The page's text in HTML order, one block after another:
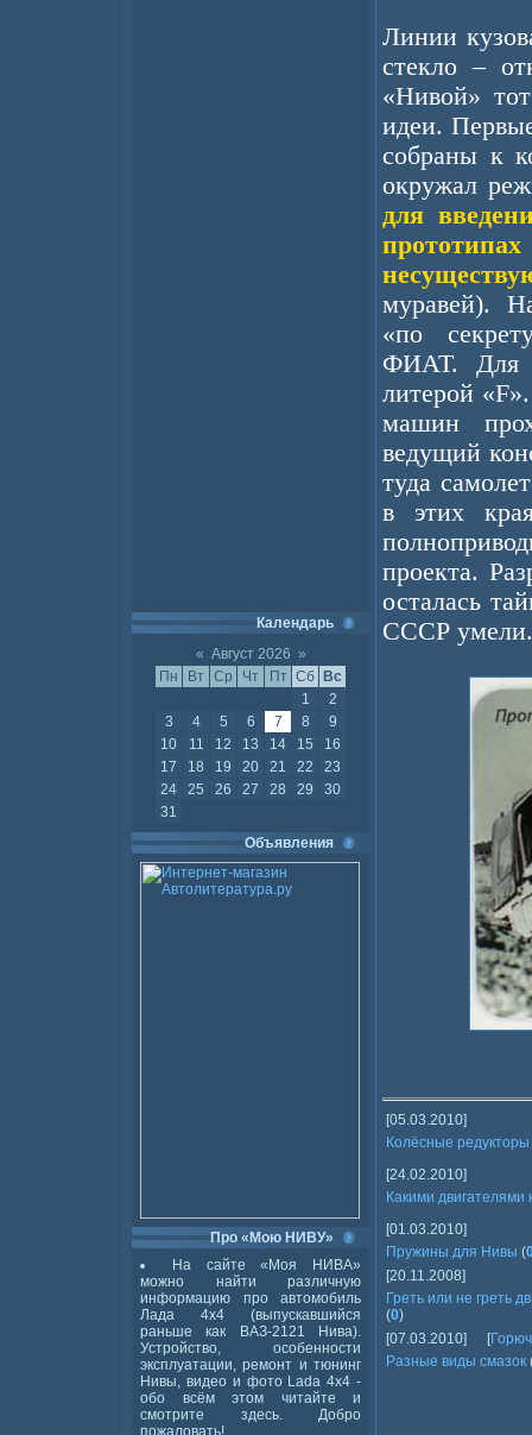
Календарь
« Август 2026 »
Пн
Вт Ср Чт Пт Сб
Вс
1
2
3
4 5 6 7 8
9
10
11 12 13 14 15
16
17
18 19 20 21 22
23
24
25 26 27 28 29
30
31
Объявления
Про «Мою НИВУ»
На сайте «Моя НИВА»
можно найти различную
информацию про автомобиль
Лада 4x4 (выпускавшийся
раньше как ВАЗ-2121 Нива).
Устройство, особенности
эксплуатации, ремонт и тюнинг
Нивы, видео и фото Lada 4x4 -
обо всём этом читайте и
смотрите здесь. Добро
пожаловать!
Линии
стекло –
«Нивой»
идеи.
собраны к
окружал
для
муравей).
«по
ФИАТ. Для
литерой
машин
ведущий
туда
в этих
проекта.
осталась
СССР умели.
[05.03.2010]
Колёсные
[24.02.2010]
Какими
[01.03.2010]
Пружины для Нивы (
[20.11.2008]
Греть или не греть
(0)
[07.03.2010]
[
Разные виды смазок